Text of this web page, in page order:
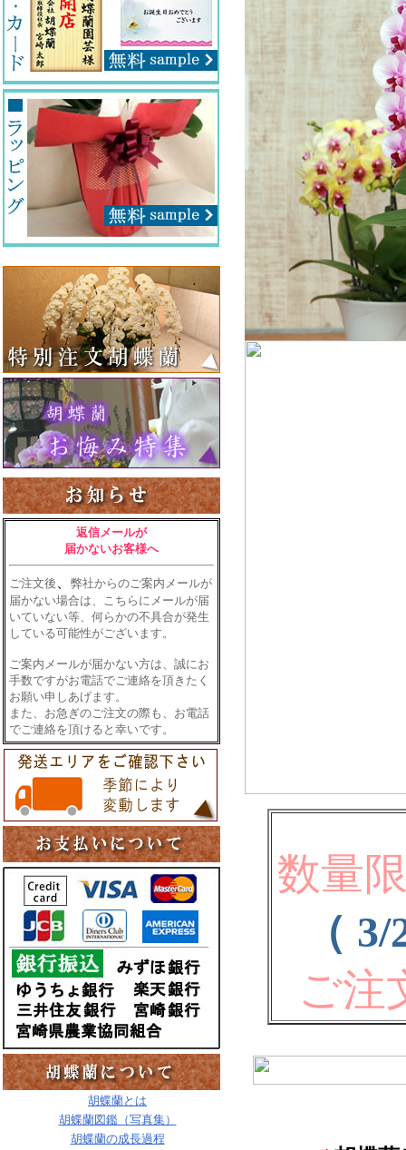
返信メールが
届かないお客様へ
ご注文後
弊社からのご案内メールが
届かない場合は、こちらにメールが届
いていない等、何らかの不具合が発生
している可能性がございます。
ご案内メールが届かない方は、誠にお
手数ですがお電話でご連絡を頂きたく
お願い申しあげます。
また、お急ぎのご注文の際も、お電話
でご連絡を頂けると幸いです。
胡蝶蘭とは
胡蝶蘭図鑑（写真集）
胡蝶蘭の成長過程
数量
（
ご注